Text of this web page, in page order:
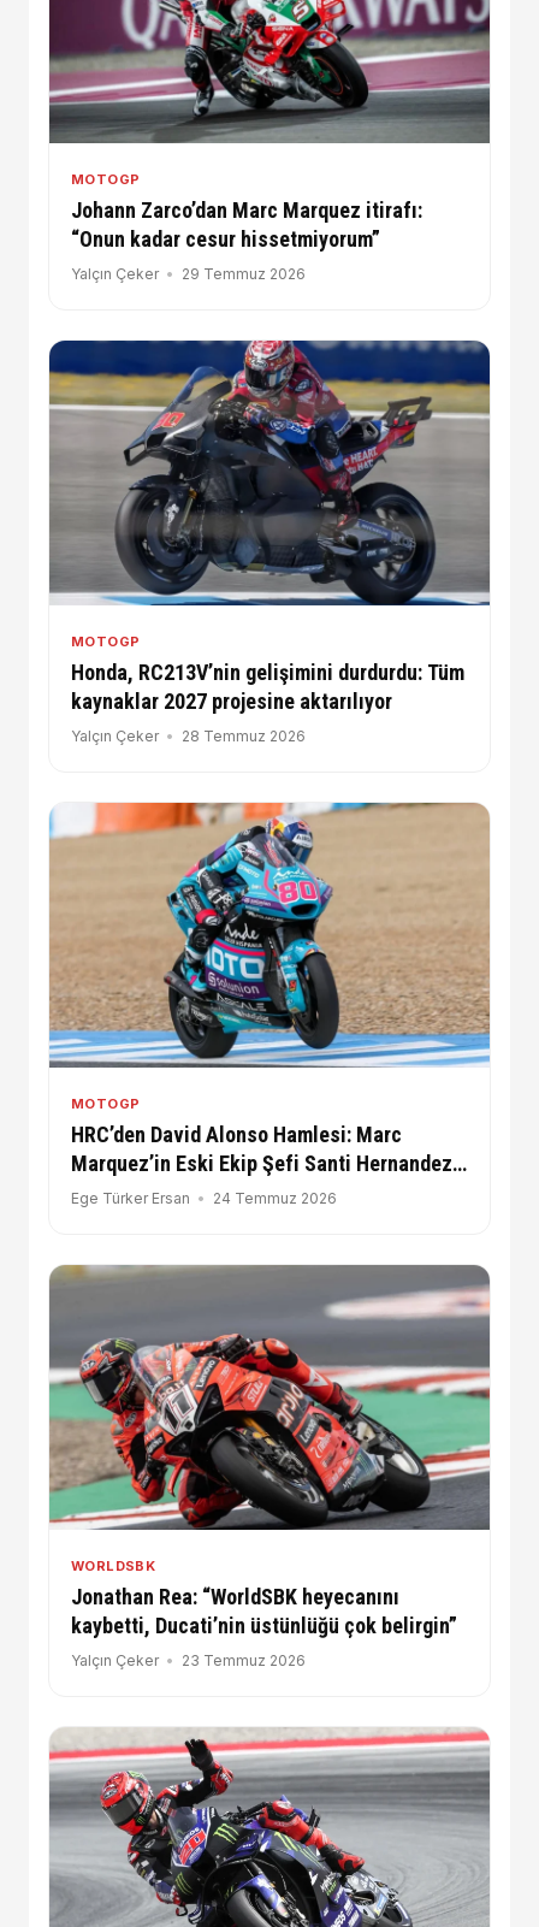
MOTOGP
Johann Zarco’dan Marc Marquez itirafı:
“Onun kadar cesur hissetmiyorum”
Yalçın Çeker 29 Temmuz 2026
MOTOGP
Honda, RC213V’nin gelişimini durdurdu: Tüm
kaynaklar 2027 projesine aktarılıyor
Yalçın Çeker 28 Temmuz 2026
MOTOGP
HRC’den David Alonso Hamlesi: Marc
Marquez’in Eski Ekip Şefi Santi Hernandez
İle Çalışacak!
Ege Türker Ersan 24 Temmuz 2026
WORLDSBK
Jonathan Rea: “WorldSBK heyecanını
kaybetti, Ducati’nin üstünlüğü çok belirgin”
Yalçın Çeker 23 Temmuz 2026